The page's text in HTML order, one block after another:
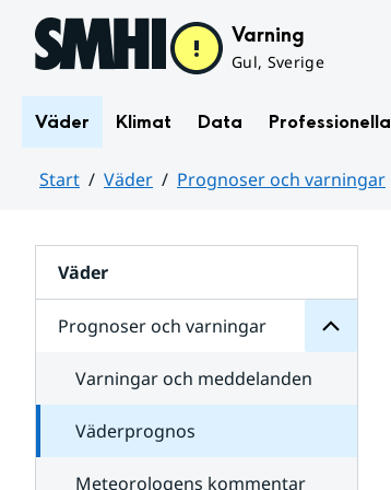
Hoppa till sidans innehåll Varning
Gul, Sverige
Väder Klimat Data
Start Väder Prognoser och varningar
Väder
Prognoser och varningar
för
varningar
Varningar och meddelanden
Väderprognos
Meteorologens kommentar